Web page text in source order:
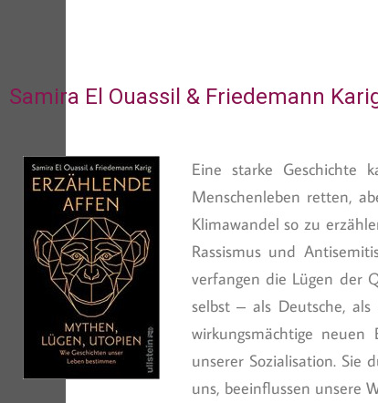
Samira El Ouassil & Friedemann
Eine starke Geschichte
Menschenleben retten,
Klimawandel so zu
Rassismus und
verfangen die Lügen der
selbst ‒ als Deutsche,
wirkungsmächtige neuen
unserer Sozialisation.
uns, beeinflussen unsere